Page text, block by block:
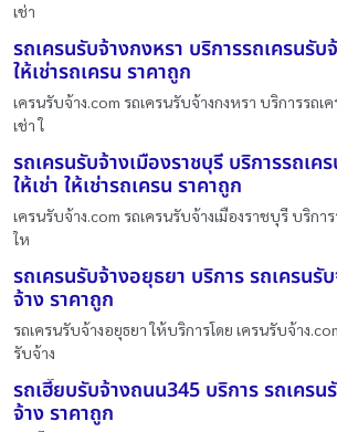
เช่า
รถเครนรับจ้างกงหรา บริการรถเครนรับ
ให้เช่ารถเครน ราคาถูก
เครนรับจ้าง.com รถเครนรับจ้างกงหรา บริการรถเ
เช่า ใ
รถเครนรับจ้างเมืองราชบุรี บริการรถเค
ให้เช่า ให้เช่ารถเครน ราคาถูก
เครนรับจ้าง.com รถเครนรับจ้างเมืองราชบุรี บริกา
ให
รถเครนรับจ้างอยุธยา บริการ รถเครนรั
จ้าง ราคาถูก
รถเครนรับจ้างอยุธยา ให้บริการโดย เครนรับจ้าง
รับจ้าง
รถเฮี๊ยบรับจ้างถนน345 บริการ รถเครน
จ้าง ราคาถูก